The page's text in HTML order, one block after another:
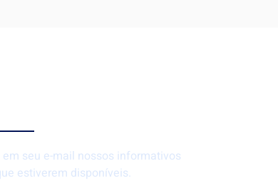
em seu e-mail nossos informativos
estiverem disponíveis.